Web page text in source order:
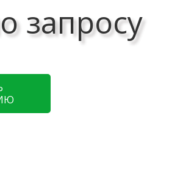
запросу